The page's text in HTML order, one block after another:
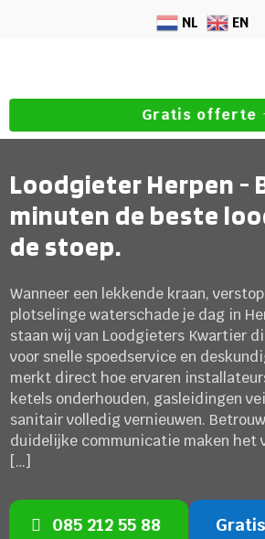
NL EN
Gratis offerte
Loodgieter Herpen -
minuten de beste
de stoep.
Wanneer een lekkende kraan,
plotselinge waterschade je dag in
staan wij van Loodgieters Kwartier
voor snelle spoedservice en
merkt direct hoe ervaren
ketels onderhouden, gasleidingen
sanitair volledig vernieuwen.
duidelijke communicatie maken het
[…]
085 212 55 88